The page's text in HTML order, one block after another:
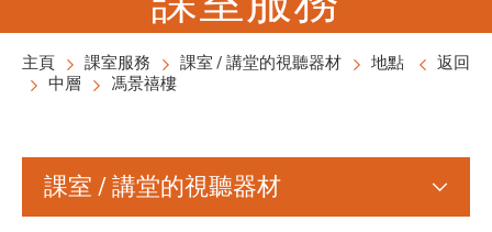
返回
主頁 課室服務 課室 / 講堂的視聽器材
地點
中層
馮景禧樓
課室 / 講堂的視聽器材